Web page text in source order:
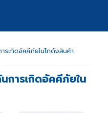
รเกิดอัคคีภัยในโกดังสินค้า
การเกิดอัคคีภัยใน